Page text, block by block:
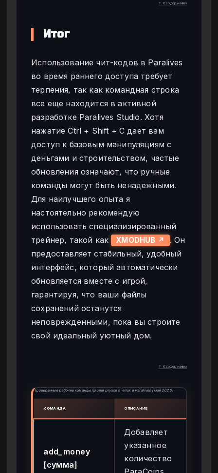
↑ К содержанию
Итог
Использование чит-кодов в Paralives
во время раннего доступа требует
терпения, так как командная строка
все еще находится в активной
разработке Paralives Studio. Хотя
нажатие Ctrl + Shift + C дает вам
доступ к базовым манипуляциям с
деньгами и строительством, частые
обновления означают, что ручные
команды могут быть ненадежными.
Для наилучшего опыта я
настоятельно рекомендую
использовать специализированный
трейнер, такой как
XMODHUB ↗
. Он
предоставляет стабильный, удобный
интерфейс, который автоматически
обновляется вместе с игрой,
гарантируя, что ваши файлы
сохранений останутся
неповрежденными, пока вы строите
свой идеальный уютный дом.
↑ К содержанию
Проверенные рабочие команды против слухов о читах в Paralives (май 2026)
КОМАНДА ОПИСАНИЕ
add_money
[сумма]
Добавляет
указанное
количество